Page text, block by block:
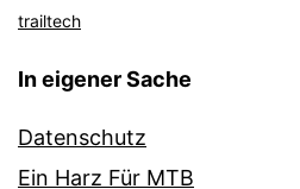
trailtech
In eigener Sache
Datenschutz
Ein Harz Für MTB